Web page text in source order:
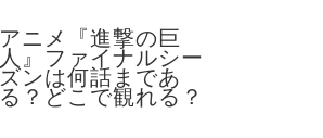
アニメ『進撃の巨
人』ファイナルシー
ズンは何話まであ
る？どこで観れる？